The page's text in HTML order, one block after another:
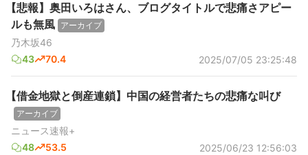
【悲報】奥田いろはさん、ブログタイトルで悲痛さアピー
ルも無風 アーカイブ
乃木坂46
43
70.4 2025/07/05 23:25:48
【借金地獄と倒産連鎖】中国の経営者たちの悲痛な叫び
アーカイブ
ニュース速報+
48
53.5 2025/06/23 12:56:03